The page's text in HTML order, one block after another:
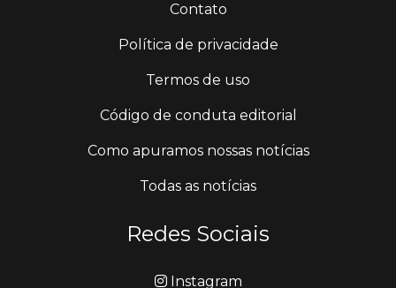
Contato
Política de privacidade
Termos de uso
Código de conduta editorial
Como apuramos nossas notícias
Todas as notícias
Redes Sociais
Instagram